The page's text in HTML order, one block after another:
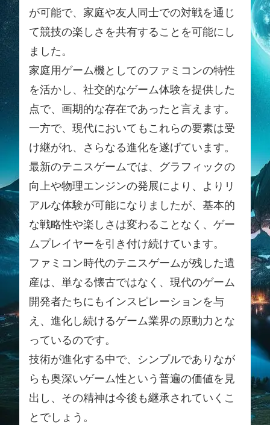
が可能で、家庭や友人同士での対戦を通じ
て競技の楽しさを共有することを可能にし
ました。
家庭用ゲーム機としてのファミコンの特性
を活かし、社交的なゲーム体験を提供した
点で、画期的な存在であったと言えます。
一方で、現代においてもこれらの要素は受
け継がれ、さらなる進化を遂げています。
最新のテニスゲームでは、グラフィックの
向上や物理エンジンの発展により、よりリ
アルな体験が可能になりましたが、基本的
な戦略性や楽しさは変わることなく、ゲー
ムプレイヤーを引き付け続けています。
ファミコン時代のテニスゲームが残した遺
産は、単なる懐古ではなく、現代のゲーム
開発者たちにもインスピレーションを与
え、進化し続けるゲーム業界の原動力とな
っているのです。
技術が進化する中で、シンプルでありなが
らも奥深いゲーム性という普遍の価値を見
出し、その精神は今後も継承されていくこ
とでしょう。